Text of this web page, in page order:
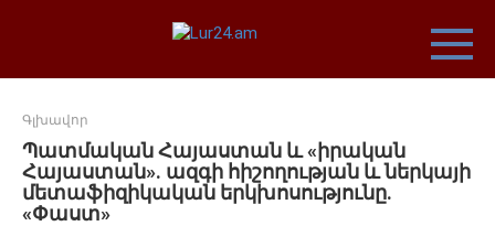
Գլխավոր
Պատմական Հայաստան և «իրական
Հայաստան». ազգի հիշողության և ներկայի
մետաֆիզիկական երկխոսությունը.
«Փաստ»